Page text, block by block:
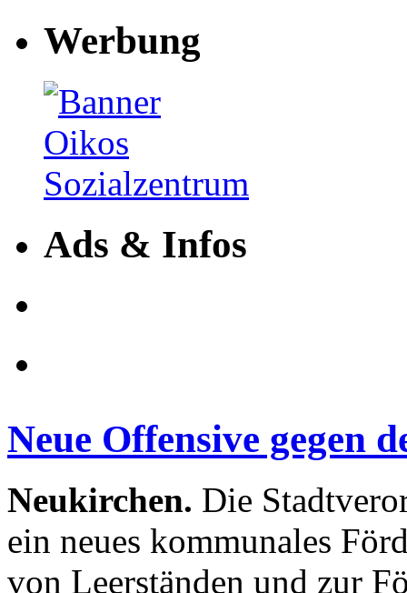
Werbung
Ads & Infos
Neue Offensive gegen
Neukirchen. Die
ein neues kommunales
von Leerständen und zur